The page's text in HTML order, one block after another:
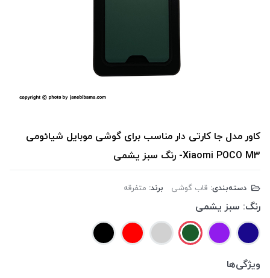
کاور مدل جا کارتی دار مناسب برای گوشی موبایل شیائومی
Xiaomi POCO M3- رنگ سبز یشمی
دسته‌بندی: قاب گوشی برند: متفرقه
رنگ: سبز یشمی
ویژگی‌ها